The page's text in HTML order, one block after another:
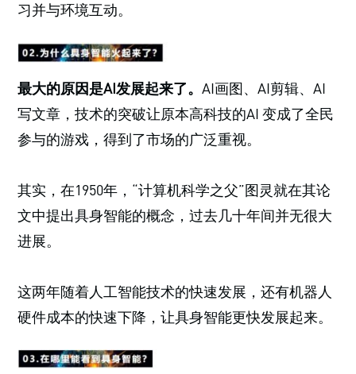
习并与环境互动。
最大的原因是AI发展起来了。 AI画图、AI剪辑、AI
写文章，技术的突破让原本高科技的AI 变成了全民
参与的游戏，得到了市场的广泛重视。
其实，在1950年，“计算机科学之父”图灵就在其论
文中提出具身智能的概念，过去几十年间并无很大
进展。
这两年随着人工智能技术的快速发展，还有机器人
硬件成本的快速下降，让具身智能更快发展起来。